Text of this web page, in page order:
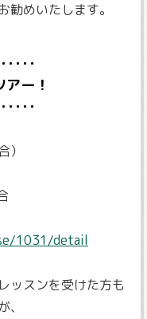
勧めいたします。
ー！
）
1031/detail
ッスンを受けた方も